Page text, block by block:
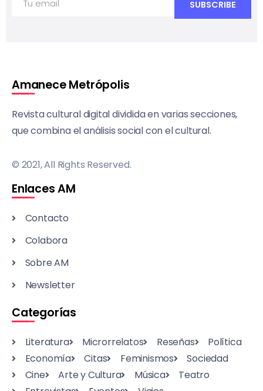
Amanece Metrópolis
Revista cultural digital dividida en varias secciones,
que combina el análisis social con el cultural.
© 2021, All Rights Reserved.
Enlaces AM
Contacto
Colabora
Sobre AM
Newsletter
Categorías
Literatura Microrrelatos Reseñas
Política
Economía
Citas Feminismos
Sociedad
Cine
Arte y Cultura Música
Teatro